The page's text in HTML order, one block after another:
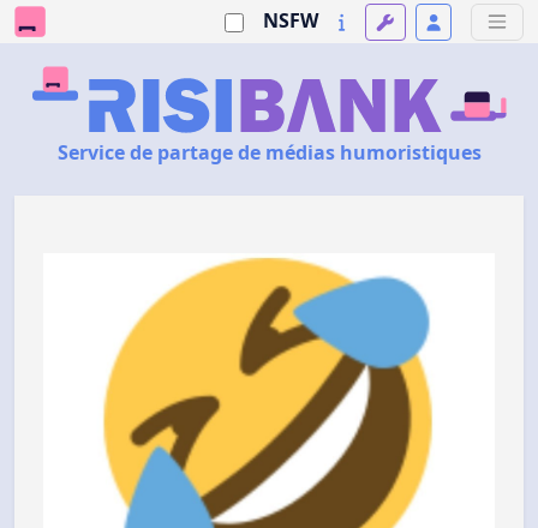
NSFW
Service de partage de médias humoristiques